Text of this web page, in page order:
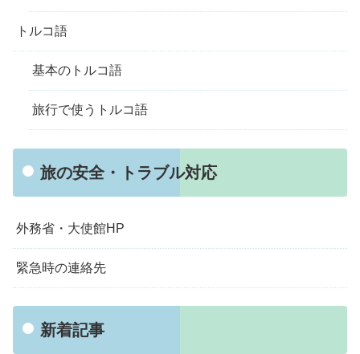
トルコ語
基本のトルコ語
旅行で使うトルコ語
旅の安全・トラブル対応
外務省・大使館HP
緊急時の連絡先
新着記事